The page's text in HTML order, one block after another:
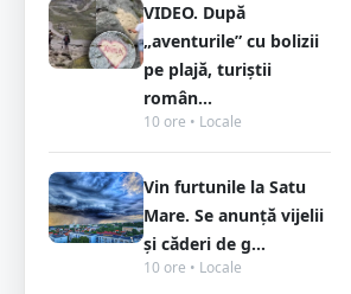
VIDEO. După
„aventurile” cu bolizii
pe plajă, turiștii
român...
10 ore • Locale
Vin furtunile la Satu
Mare. Se anunță vijelii
și căderi de g...
10 ore • Locale